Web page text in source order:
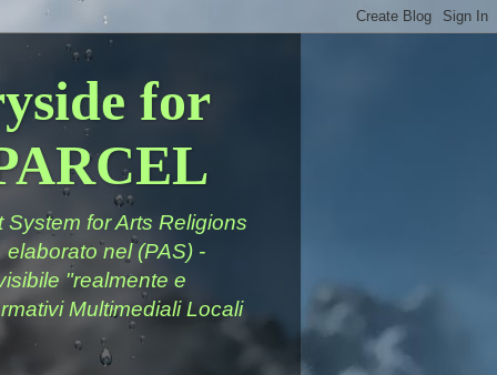
for
for Arts Religions
nel (PAS) -
"realmente e
Multimediali Locali